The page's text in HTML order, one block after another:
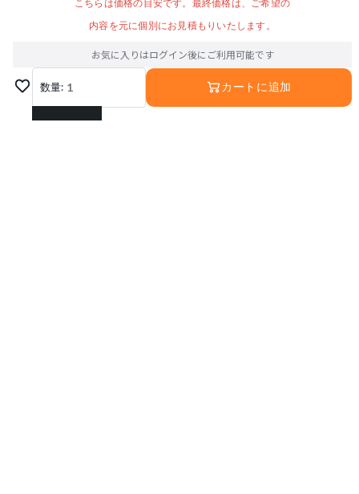
こちらは価格の目安です。最終価格は、ご希望の
内容を元に個別にお見積もりいたします。
お気に入りはログイン後にご利用可能です
数量: 1
1
カートに追加